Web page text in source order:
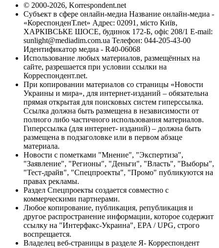
© 2000-2026, Korrespondent.net
Субъект в сфере онлайн-медиа Название онлайн-медиа -
«КореспонденТ.net» Адрес: 02091, місто Київ,
ХАРКІВСЬКЕ ШОСЕ, будинок 172-Б, офіс 208/1 E-mail:
sunlight@mediadim.com.ua Телефон: 044-205-43-00
Идентификатор медиа - R40-06068
Использование любых материалов, размещённых на
сайте, разрешается при условии ссылки на
Корреспондент.net.
При копировании материалов со страницы «Новости
Украины и мира», для интернет-изданий – обязательна
прямая открытая для поисковых систем гиперссылка.
Ссылка должна быть размещена в независимости от
полного либо частичного использования материалов.
Гиперссылка (для интернет- изданий) – должна быть
размещена в подзаголовке или в первом абзаце
материала.
Новости с пометками "Мнение", "Экспертиза",
"Заявление", "Регионы", "Деньги", "Власть", "Выборы",
"Тест-драйв", "Спецпроекты", "Промо" публикуются на
правах рекламы.
Раздел Спецпроекты создается совместно с
коммерческими партнерами.
Любое копирование, публикация, републикация и
другое распространение информации, которое содержит
ссылку на "Интерфакс-Украина", EPA / UPG, строго
воспрещается.
Владелец веб-страницы в разделе Я- Корреспондент